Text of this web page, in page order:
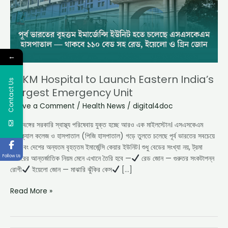
SSKM Hospital to Launch Eastern India’s
Largest Emergency Unit
Leave a Comment / Health News / digital4doc
পশ্চিমবঙ্গের সরকারি স্বাস্থ্য পরিষেবায় যুক্ত হচ্ছে আরও এক মাইলস্টোন। এসএসকেএম
মেডিক্যাল কলেজ ও হাসপাতাল (পিজি হাসপাতাল) গড়ে তুলতে চলেছে পূর্ব ভারতের সবচেয়ে
বড় এবং দেশের অন্যতম বৃহত্তম ইমার্জেন্সি কেয়ার ইউনিট। শুধু বেডের সংখ্যা নয়, ট্রমা
কেয়ারের আন্তর্জাতিক নিয়ম মেনে এখানে তৈরি হবে —
রেড জোন — গুরুতর সংকটাপন্ন
রোগী
ইয়েলো জোন — মাঝারি ঝুঁকির কেস […]
Largest
Emergency
Unit
Read More »
←
Contact Us
Follow Us